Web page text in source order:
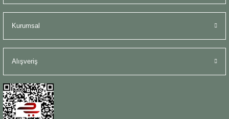
Kurumsal
Alışveriş